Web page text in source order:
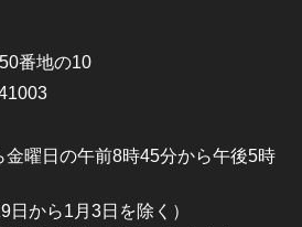
番地の10
金曜日の午前8時45分から午後5時
日から1月3日を除く）